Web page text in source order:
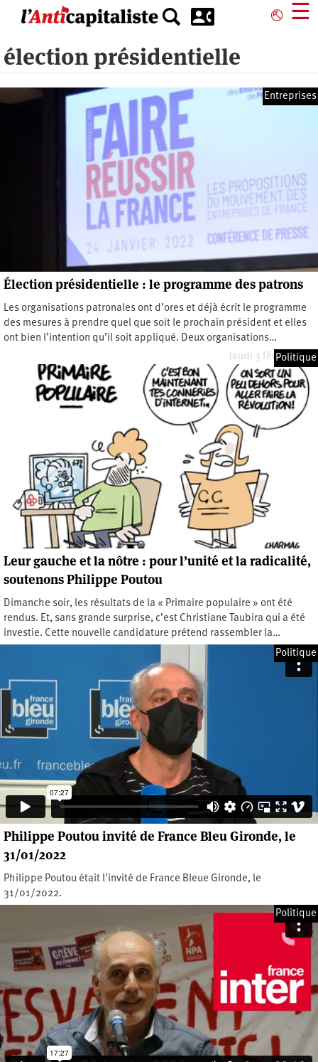
principal
⎋ ☰
élection présidentielle
Entreprises
Élection présidentielle : le programme des patrons
Les organisations patronales ont d’ores et déjà écrit le programme
des mesures à prendre quel que soit le prochain président et elles
ont bien l’intention qu’il soit appliqué. Deux organisations…
Jeudi 3 février 2022
Politique
Leur gauche et la nôtre : pour l’unité et la radicalité,
soutenons Philippe Poutou
Dimanche soir, les résultats de la « Primaire populaire » ont été
rendus. Et, sans grande surprise, c’est Christiane Taubira qui a été
investie. Cette nouvelle candidature prétend rassembler la…
Mardi 1 février 2022
Politique
Philippe Poutou invité de France Bleu Gironde, le
31/01/2022
Philippe Poutou était l'invité de France Bleue Gironde, le
31/01/2022.
Lundi 31 janvier 2022
Politique